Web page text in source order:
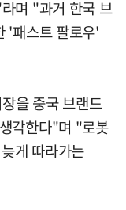
며 "과거 한국 브
'패스트 팔로우'
을 중국 브랜드
각한다"며 "로봇
게 따라가는